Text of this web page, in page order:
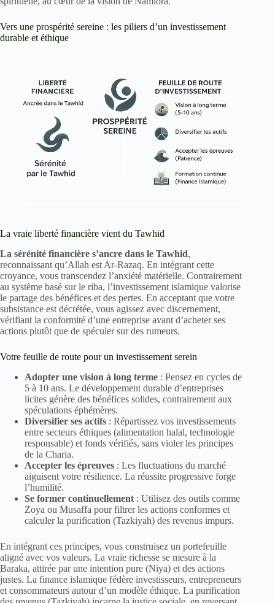
Vers une prospérité sereine : les piliers d’un investissement
durable et éthique
La vraie liberté financière vient du Tawhid
La sérénité financière s’ancre dans le Tawhid,
reconnaissant qu’Allah est Ar-Razaq. En intégrant cette
croyance, vous transcendez l’anxiété matérielle. Contrairement
au système basé sur le riba, l’investissement islamique valorise
le partage des bénéfices et des pertes. En acceptant que votre
subsistance est décrétée, vous agissez avec discernement,
vérifiant la conformité d’une entreprise avant d’acheter ses
actions plutôt que de spéculer sur des rumeurs.
Votre feuille de route pour un investissement serein
Adopter une vision à long terme : Pensez en cycles de
5 à 10 ans. Le développement durable d’entreprises
licites génère des bénéfices solides, contrairement aux
spéculations éphémères.
Diversifier ses actifs : Répartissez vos investissements
entre secteurs éthiques (alimentation halal, technologie
responsable) et fonds vérifiés, sans violer les principes
de la Charia.
Accepter les épreuves : Les fluctuations du marché
aiguisent votre résilience. La réussite progressive forge
l’humilité.
Se former continuellement : Utilisez des outils comme
Zoya ou Musaffa pour filtrer les actions conformes et
calculer la purification (Tazkiyah) des revenus impurs.
En intégrant ces principes, vous construisez un portefeuille
aligné avec vos valeurs. La vraie richesse se mesure à la
Baraka, attirée par une intention pure (Niya) et des actions
justes. La finance islamique fédère investisseurs, entrepreneurs
et consommateurs autour d’un modèle éthique. La purification